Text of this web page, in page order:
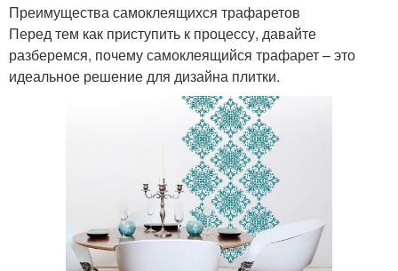
Преимущества самоклеящихся трафаретов
Перед тем как приступить к процессу, давайте
разберемся, почему самоклеящийся трафарет – это
идеальное решение для дизайна плитки.